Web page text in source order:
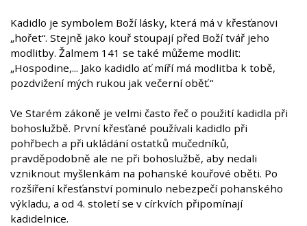
Kadidlo je symbolem Boží lásky, která má v křesťanovi
„hořet“. Stejně jako kouř stoupají před Boží tvář jeho
modlitby. Žalmem 141 se také můžeme modlit:
„Hospodine,... Jako kadidlo ať míří má modlitba k tobě,
pozdvižení mých rukou jak večerní oběť.“
Ve Starém zákoně je velmi často řeč o použití kadidla při
bohoslužbě. První křesťané používali kadidlo při
pohřbech a při ukládání ostatků mučedníků,
pravděpodobně ale ne při bohoslužbě, aby nedali
vzniknout myšlenkám na pohanské kouřové oběti. Po
rozšíření křesťanství pominulo nebezpečí pohanského
výkladu, a od 4. století se v církvích připomínají
kadidelnice.